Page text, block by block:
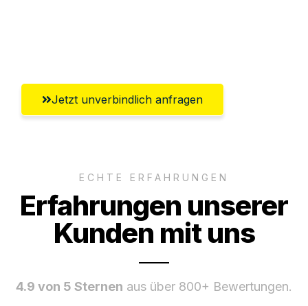
Jetzt unverbindlich anfragen
ECHTE ERFAHRUNGEN
Erfahrungen unserer
Kunden mit uns
4.9 von 5 Sternen aus über 800+ Bewertungen.